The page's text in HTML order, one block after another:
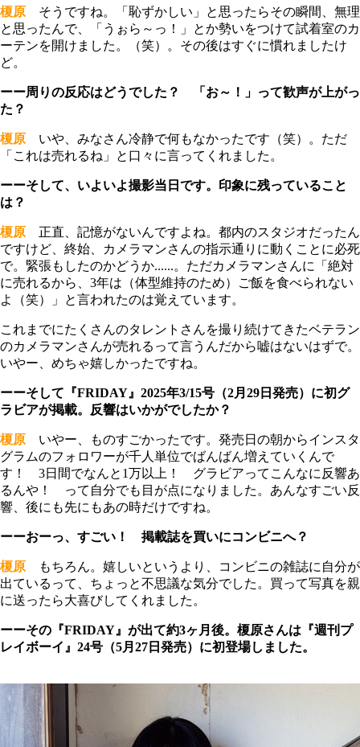
榎原 そうですね。「恥ずかしい」と思ったらその瞬間、無理
と思ったんで、「うぉら～っ！」とか勢いをつけて試着室のカ
ーテンを開けました。（笑）。その後はすぐに慣れましたけ
ど。
ーー周りの反応はどうでした？ 「お～！」って歓声が上がっ
た？
榎原 いや、みなさん冷静で何もなかったです（笑）。ただ
「これは売れるね」と口々に言ってくれました。
ーーそして、いよいよ撮影当日です。印象に残っていること
は？
榎原 正直、記憶がないんですよね。都内のスタジオだったん
ですけど、終始、カメラマンさんの指示通りに動くことに必死
で。緊張もしたのかどうか......。ただカメラマンさんに「絶対
に売れるから、3年は（体型維持のため）ご飯を食べられない
よ（笑）」と言われたのは覚えています。
これまでにたくさんのタレントさんを撮り続けてきたベテラン
のカメラマンさんが売れるって言うんだから嘘はないはずで。
いやー、めちゃ嬉しかったですね。
ーーそして『FRIDAY』2025年3/15号（2月29日発売）に初グ
ラビアが掲載。反響はいかがでしたか？
榎原 いやー、ものすごかったです。発売日の朝からインスタ
グラムのフォロワーが千人単位でばんばん増えていくんで
す！ 3日間でなんと1万以上！ グラビアってこんなに反響あ
るんや！ って自分でも目が点になりました。あんなすごい反
響、後にも先にもあの時だけですね。
ーーおーっ、すごい！ 掲載誌を買いにコンビニへ？
榎原 もちろん。嬉しいというより、コンビニの雑誌に自分が
出ているって、ちょっと不思議な気分でした。買って写真を親
に送ったら大喜びしてくれました。
ーーその『FRIDAY』が出て約3ヶ月後。榎原さんは『週刊プ
レイボーイ』24号（5月27日発売）に初登場しました。